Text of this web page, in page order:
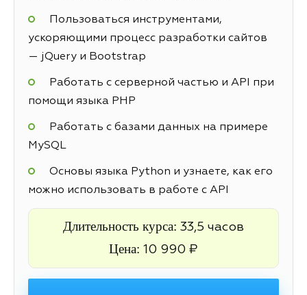
Пользоваться инструментами,
ускоряющими процесс разработки сайтов
— jQuery и Bootstrap
Работать с серверной частью и API при
помощи языка PHP
Работать с базами данных на примере
MySQL
Основы языка Python и узнаете, как его
можно использовать в работе с API
Длительность курса: 33,5 часов
Цена: 10 990 ₽